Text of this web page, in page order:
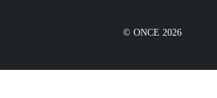
© ONCE 2026